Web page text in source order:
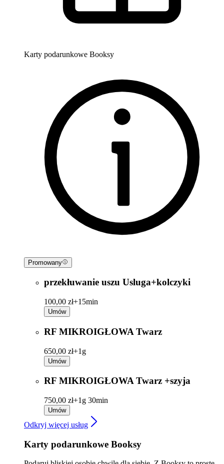
Karty podarunkowe Booksy
Promowany
przekłuwanie uszu Usluga+kolczyki
100,00 zł+15min
Umów
RF MIKROIGŁOWA Twarz
650,00 zł+1g
Umów
RF MIKROIGŁOWA Twarz +szyja
750,00 zł+1g 30min
Umów
Odkryj więcej usług
Karty podarunkowe Booksy